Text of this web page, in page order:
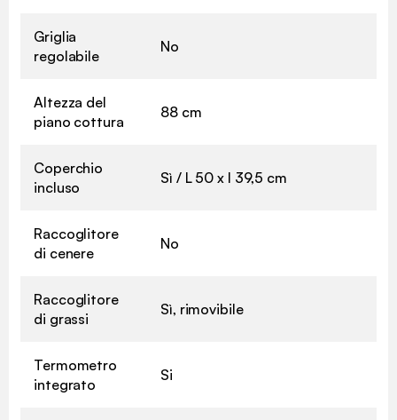
Griglia
regolabile
No
Altezza del
piano cottura
88 cm
Coperchio
incluso
Sì / L 50 x l 39,5 cm
Raccoglitore
di cenere
No
Raccoglitore
di grassi
Sì, rimovibile
Termometro
integrato
Si